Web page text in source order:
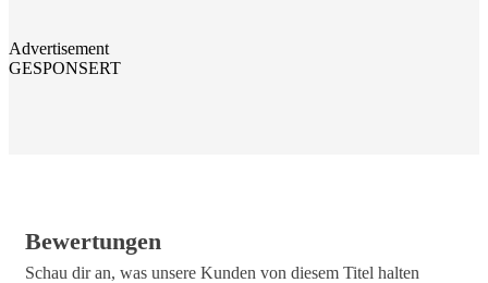
Advertisement
GESPONSERT
Bewertungen
Schau dir an, was unsere Kunden von diesem Titel halten